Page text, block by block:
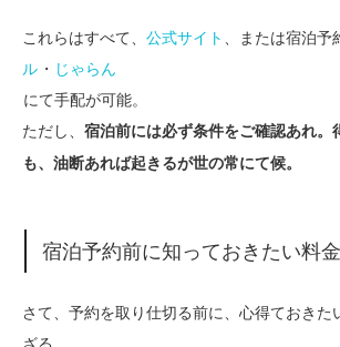
これらはすべて、 公式サイト 、または宿泊予
ル ・ じゃらん
にて手配が可能。
ただし、 宿泊前には必ず条件をご確認あれ。
も、油断あれば起きるが世の常にて候。
宿泊予約前に知っておきたい料
さて、予約を取り仕切る前に、心得ておきた